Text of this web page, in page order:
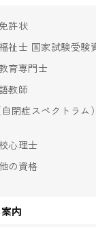
許状
祉士 国家試験受験
育専門士
教師
閉症スペクトラム
心理士
の資格
内